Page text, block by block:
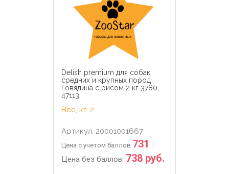
Delish premium для собак
средних и крупных пород
Говядина с рисом 2 кг 3780,
47113
Вес, кг: 2
Артикул: 20001001667
Цена с учетом баллов 731
Цена без баллов: 738 руб.